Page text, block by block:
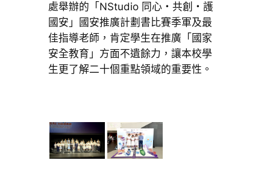
聯絡我們
處舉辦的「NStudio 同心・共創・護
國安」國安推廣計劃書比賽季軍及最
佳指導老師，肯定學生在推廣「國家
安全教育」方面不遺餘力，讓本校學
生更了解二十個重點領域的重要性。